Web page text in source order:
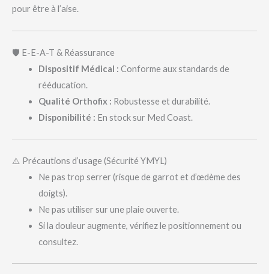
pour être à l’aise.
🛡️ E-E-A-T & Réassurance
Dispositif Médical : Conforme aux standards de
rééducation.
Qualité Orthofix : Robustesse et durabilité.
Disponibilité : En stock sur Med Coast.
⚠️ Précautions d’usage (Sécurité YMYL)
Ne pas trop serrer (risque de garrot et d’œdème des
doigts).
Ne pas utiliser sur une plaie ouverte.
Si la douleur augmente, vérifiez le positionnement ou
consultez.